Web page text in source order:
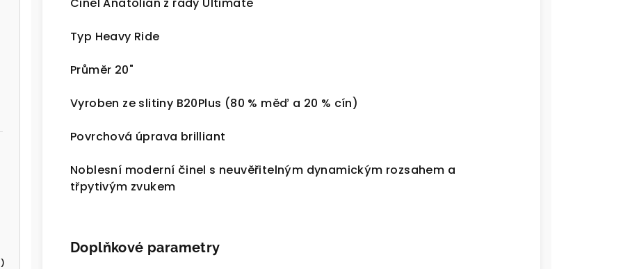
Činel Anatolian z řady Ultimate
Typ Heavy Ride
Průměr 20"
Vyroben ze slitiny B20Plus (80 % měď a 20 % cín)
Povrchová úprava brilliant
Noblesní moderní činel s neuvěřitelným dynamickým rozsahem a
třpytivým zvukem
Doplňkové parametry